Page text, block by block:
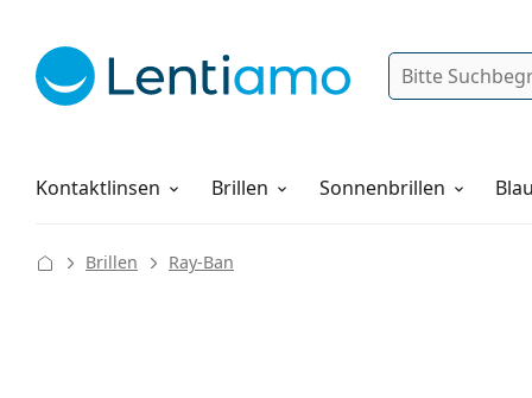
Suche
Kontaktlinsen
Pflegemittel Brillen Sonnenbrillen
Alles über den Einkauf
Brillen Ray-Ban